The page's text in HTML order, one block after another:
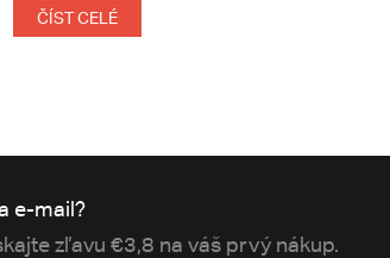
ČÍST CELÉ
e-mail?
zľavu €3,8 na váš prvý nákup.